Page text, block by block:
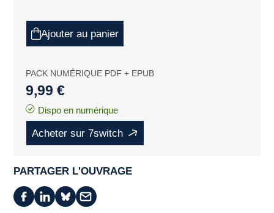
Ajouter au panier
PACK NUMÉRIQUE PDF + EPUB
9,99 €
Dispo en numérique
Acheter sur 7switch
PARTAGER L'OUVRAGE